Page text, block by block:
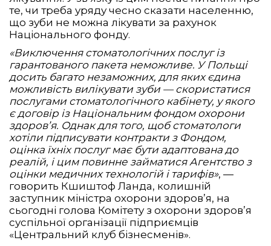
те, чи треба уряду чесно сказати населенню,
що зуби не можна лікувати за рахунок
Національного фонду.
«Виключення стоматологічних послуг із
гарантованого пакета неможливе. У Польщі
досить багато незаможних, для яких єдина
можливість вилікувати зуби — скористатися
послугами стоматологічного кабінету, у якого
є договір із Національним фондом охорони
здоров’я. Однак для того, щоб стоматологи
хотіли підписувати контракти з Фондом,
оцінка їхніх послуг має бути адаптована до
реалій, і цим повинне займатися Агентство з
оцінки медичних технологій і тарифів», —
говорить Кшиштоф Ланда, колишній
заступник міністра охорони здоров’я, на
сьогодні голова Комітету з охорони здоров’я
суспільної організації підприємців
«Центральний клуб бізнесменів».